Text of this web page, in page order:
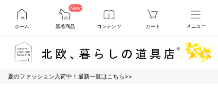
ホーム
New
新着商品 コンテンツ カート メニュー
夏のファッション入荷中！最新一覧はこちら>>